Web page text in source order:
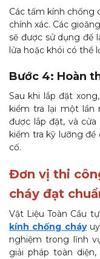
Các tấm kính chống
chính xác. Các
sẽ được sử dụng để
lửa hoặc khói có thể
Bước 4: Hoàn
Sau khi lắp đặt
kiểm tra lại một lần
được lắp đặt, và
kiểm tra kỹ lưỡng
cố.
Đơn vị thi
cháy đạt
Vật Liệu Toàn Cầu
kính chống cháyuy
nghiệm trong lĩnh
giải pháp toàn